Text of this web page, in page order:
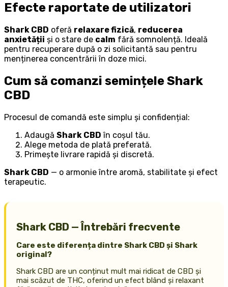
Efecte raportate de utilizatori
Shark CBD oferă relaxare fizică, reducerea
anxietății și o stare de calm fără somnolență. Ideală
pentru recuperare după o zi solicitantă sau pentru
menținerea concentrării în doze mici.
Cum să comanzi semințele Shark
CBD
Procesul de comandă este simplu și confidențial:
Adaugă Shark CBD în coșul tău.
Alege metoda de plată preferată.
Primește livrare rapidă și discretă.
Shark CBD — o armonie între aromă, stabilitate și efect
terapeutic.
Shark CBD — Întrebări frecvente
Care este diferența dintre Shark CBD și Shark
original?
Shark CBD are un conținut mult mai ridicat de CBD și
mai scăzut de THC, oferind un efect blând și relaxant